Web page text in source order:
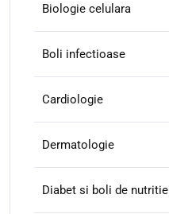
Biologie celulara
Boli infectioase
Cardiologie
Dermatologie
Diabet si boli de nutritie